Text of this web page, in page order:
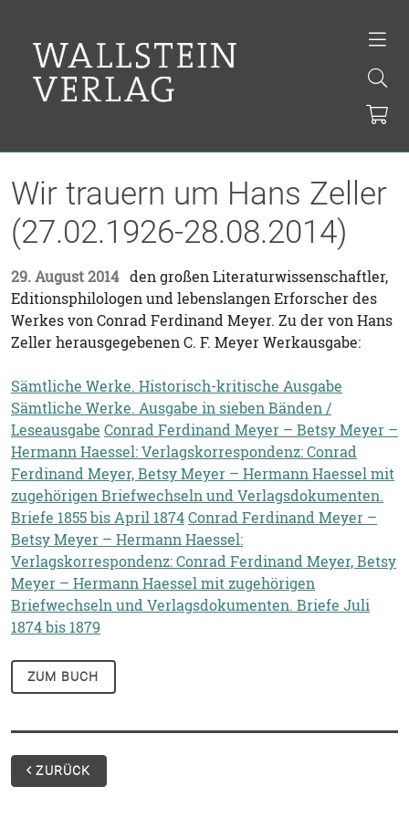
Wir trauern um Hans Zeller
(27.02.1926-28.08.2014)
29. August 2014 den großen Literaturwissenschaftler,
Editionsphilologen und lebenslangen Erforscher des
Werkes von Conrad Ferdinand Meyer. Zu der von Hans
Zeller herausgegebenen C. F. Meyer Werkausgabe:
Sämtliche Werke. Historisch-kritische Ausgabe
Sämtliche Werke. Ausgabe in sieben Bänden /
Leseausgabe Conrad Ferdinand Meyer – Betsy Meyer –
Hermann Haessel: Verlagskorrespondenz: Conrad
Ferdinand Meyer, Betsy Meyer – Hermann Haessel mit
zugehörigen Briefwechseln und Verlagsdokumenten.
Briefe 1855 bis April 1874Conrad Ferdinand Meyer –
Betsy Meyer – Hermann Haessel:
Verlagskorrespondenz: Conrad Ferdinand Meyer, Betsy
Meyer – Hermann Haessel mit zugehörigen
Briefwechseln und Verlagsdokumenten. Briefe Juli
1874 bis 1879
ZUM BUCH
ZURÜCK